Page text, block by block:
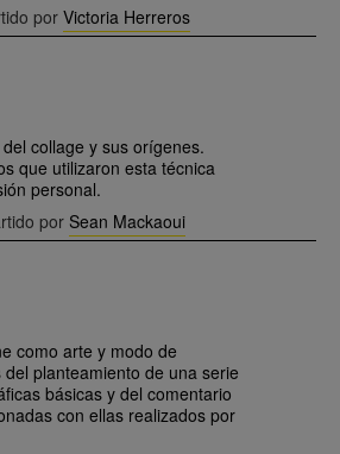
por Victoria Herreros
collage y sus orígenes.
que utilizaron esta técnica
personal.
por Sean Mackaoui
como arte y modo de
planteamiento de una serie
básicas y del comentario
con ellas realizados por